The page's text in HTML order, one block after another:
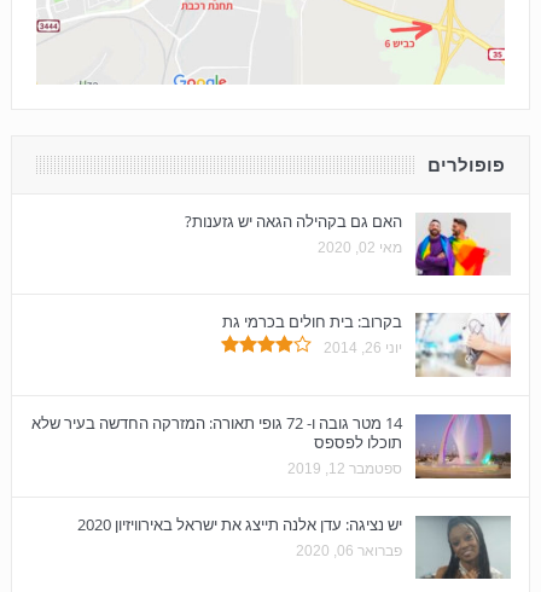
פופולרים
האם גם בקהילה הגאה יש גזענות?
מאי 02, 2020
בקרוב: בית חולים בכרמי גת
יוני 26, 2014
14 מטר גובה ו- 72 גופי תאורה: המזרקה החדשה בעיר שלא
תוכלו לפספס
ספטמבר 12, 2019
יש נציגה: עדן אלנה תייצג את ישראל באירוויזיון 2020
פברואר 06, 2020